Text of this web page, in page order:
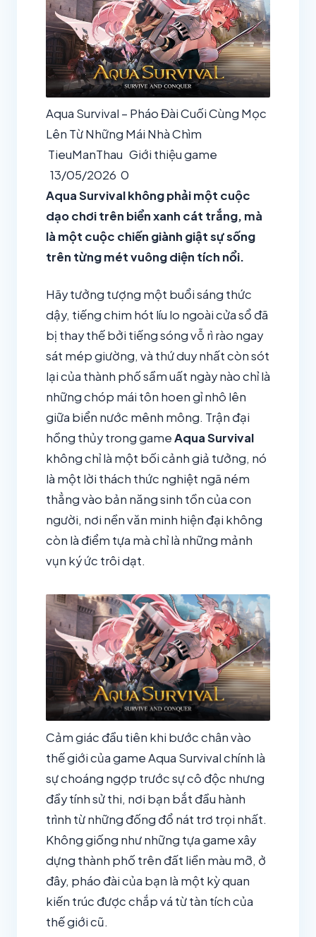
Aqua Survival – Pháo Đài Cuối Cùng Mọc
Lên Từ Những Mái Nhà Chìm
TieuManThau Giới thiệu game
13/05/2026 0
Aqua Survival không phải một cuộc
dạo chơi trên biển xanh cát trắng, mà
là một cuộc chiến giành giật sự sống
trên từng mét vuông diện tích nổi.
Hãy tưởng tượng một buổi sáng thức
dậy, tiếng chim hót líu lo ngoài cửa sổ đã
bị thay thế bởi tiếng sóng vỗ rì rào ngay
sát mép giường, và thứ duy nhất còn sót
lại của thành phố sầm uất ngày nào chỉ là
những chóp mái tôn hoen gỉ nhô lên
giữa biển nước mênh mông. Trận đại
hồng thủy trong gameAqua Survival
không chỉ là một bối cảnh giả tưởng, nó
là một lời thách thức nghiệt ngã ném
thẳng vào bản năng sinh tồn của con
người, nơi nền văn minh hiện đại không
còn là điểm tựa mà chỉ là những mảnh
vụn ký ức trôi dạt.
Cảm giác đầu tiên khi bước chân vào
thế giới của game Aqua Survival chính là
sự choáng ngợp trước sự cô độc nhưng
đầy tính sử thi, nơi bạn bắt đầu hành
trình từ những đống đổ nát trơ trọi nhất.
Không giống như những tựa game xây
dựng thành phố trên đất liền màu mỡ, ở
đây, pháo đài của bạn là một kỳ quan
kiến trúc được chắp vá từ tàn tích của
thế giới cũ.